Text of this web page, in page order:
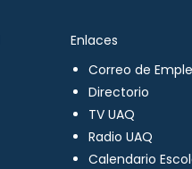
Enlaces
Correo de
Directorio
TV UAQ
Radio UAQ
Calendario